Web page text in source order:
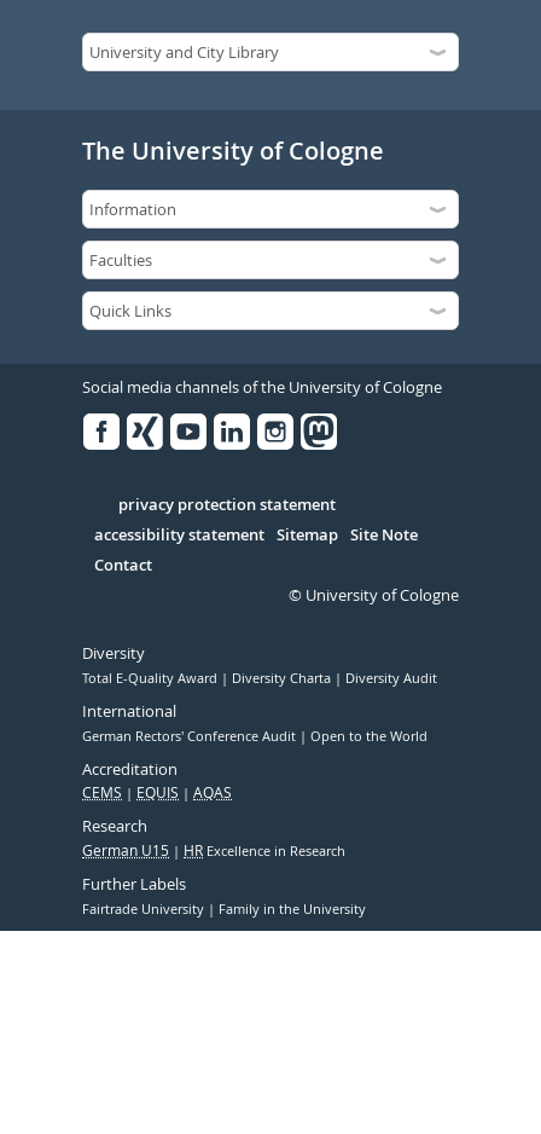
The University of Cologne
Social media channels of the University of Cologne
Serivce
privacy protection statement
accessibility statement Sitemap Site Note
Contact
© University of Cologne
Diversity
Total E-Quality Award Diversity Charta Diversity Audit
International
German Rectors' Conference Audit Open to the World
Accreditation
CEMS EQUIS AQAS
Research
German U15 HR Excellence in Research
Further Labels
Fairtrade University Family in the University